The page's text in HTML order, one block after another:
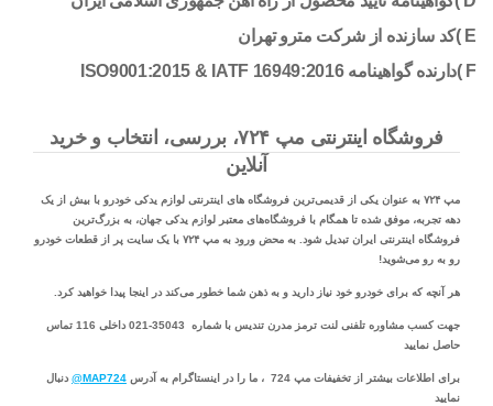
E )کد سازنده از شرکت مترو تهران
F )دارنده گواهینامه ISO9001:2015 & IATF 16949:2016
فروشگاه اینترنتی مپ ۷۲۴، بررسی، انتخاب و خرید
آنلاین
مپ ۷۲۴ به عنوان یکی از قدیمی‌ترین فروشگاه های اینترنتی لوازم یدکی خودرو با بیش از یک
دهه تجربه، موفق شده تا همگام با فروشگاه‌های معتبر لوازم یدکی جهان، به بزرگ‌ترین
فروشگاه اینترنتی ایران تبدیل شود. به محض ورود به مپ ۷۲۴ با یک سایت پر از قطعات خودرو
رو به رو می‌شوید!
هر آنچه که برای خودرو خود نیاز دارید و به ذهن شما خطور می‌کند در اینجا پیدا خواهید کرد.
جهت کسب مشاوره تلفنی لنت ترمز مدرن تندیس با شماره 35043-021 داخلی 116 تماس
حاصل نمایید
برای اطلاعات بیشتر از تخفیفات مپ 724 ، ما را در اینستاگرام به آدرس MAP724@
دنبال
نمایید